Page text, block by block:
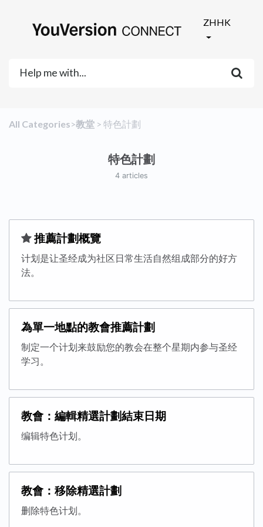
ZHHK
All Categories​>​​教堂 ​ > ​ ​特色計劃
特色計劃
4 articles
​推薦計劃概覽
计划是让圣经成为社区日常生活自然组成部分的好方
法。
為單一地點的教會推薦計劃
制定一个计划来鼓励您的教会在整个星期内参与圣经
学习。
教會：編輯精選計劃結束日期
编辑特色计划。
教會：移除精選計劃
删除特色计划。